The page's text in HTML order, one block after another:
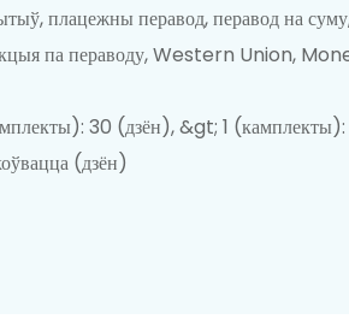
плацежны перавод, перавод на
па пераводу, Western Union,
30 (дзён), &gt; 1 (камплекты):
(дзён)